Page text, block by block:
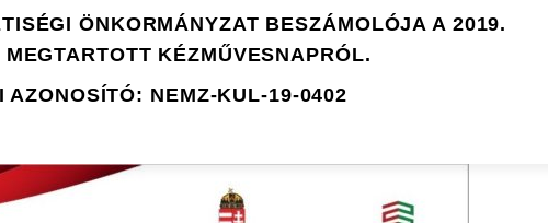
ÖNKORMÁNYZAT BESZÁMOLÓJA A 2019.
KÉZMŰVESNAPRÓL.
AZONOSÍTÓ: NEMZ-KUL-19-0402